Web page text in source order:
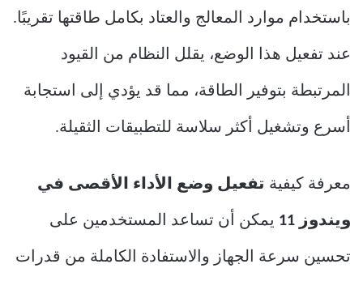
باستخدام موارد المعالج والعتاد بكامل طاقتها تقريبًا.
عند تفعيل هذا الوضع، يقلل النظام من القيود
المرتبطة بتوفير الطاقة، مما قد يؤدي إلى استجابة
أسرع وتشغيل أكثر سلاسة للتطبيقات الثقيلة.
معرفة كيفية تفعيل وضع الأداء الأقصى في
ويندوز 11 يمكن أن تساعد المستخدمين على
تحسين سرعة الجهاز والاستفادة الكاملة من قدرات